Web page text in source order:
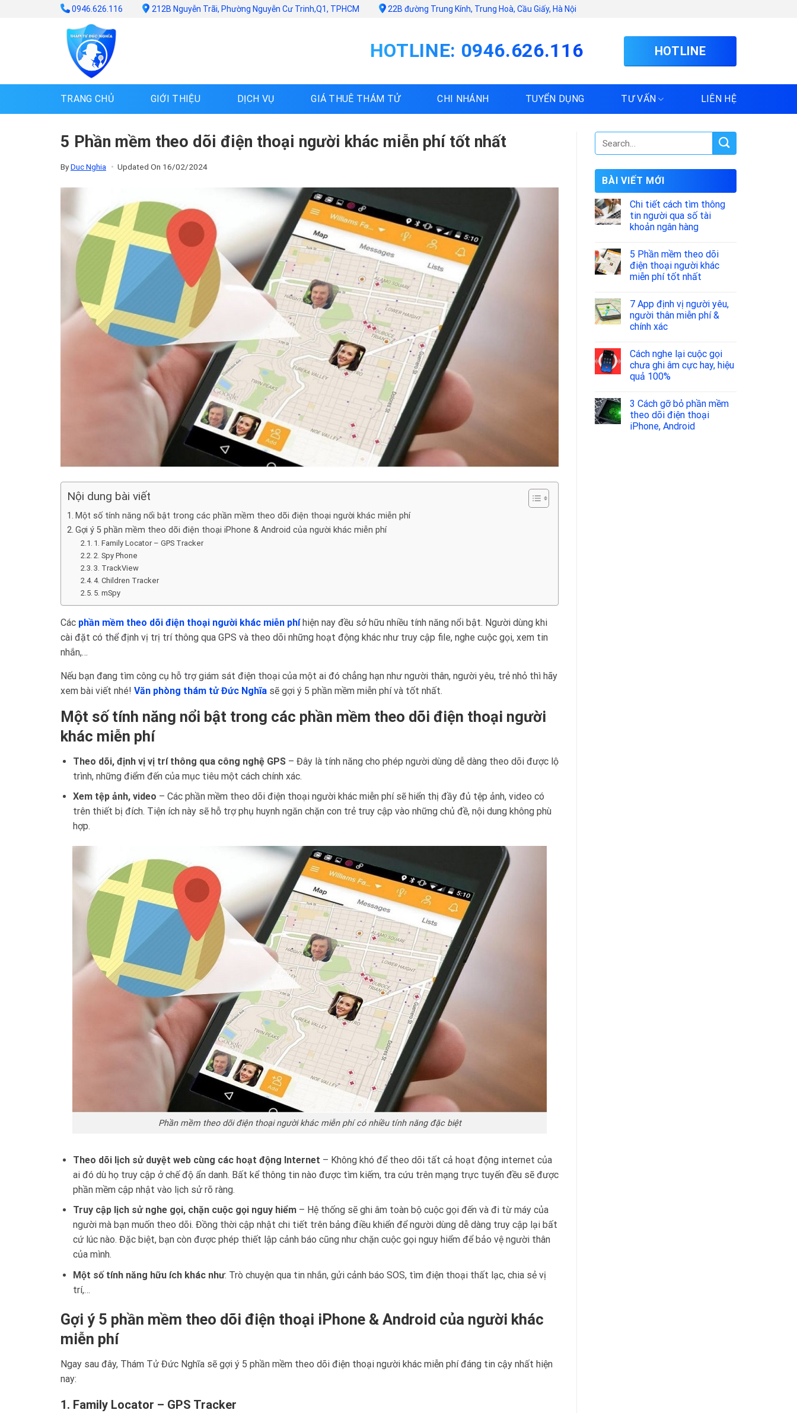
0946.626.116 212B Nguyễn Trãi, Phường Nguyễn Cư Trinh,Q1, TPHCM 22B đường Trung Kính, Trung Hoà, Cầu Giấy, Hà Nội
HOTLINE: 0946.626.116 HOTLINE
TRANG CHỦ GIỚI THIỆU DỊCH VỤ GIÁ THUÊ THÁM TỬ CHI NHÁNH TUYỂN DỤNG TƯ VẤN LIÊN HỆ
5 Phần mềm theo dõi điện thoại người khác miễn phí tốt nhất
ByDuc Nghia Updated On 16/02/2024
Nội dung bài viết
Một số tính năng nổi bật trong các phần mềm theo dõi điện thoại người khác miễn phí
Gợi ý 5 phần mềm theo dõi điện thoại iPhone & Android của người khác miễn phí
1. Family Locator – GPS Tracker
2. Spy Phone
3. TrackView
4. Children Tracker
5. mSpy
Các phần mềm theo dõi điện thoại người khác miễn phíhiện nay đều sở hữu nhiều tính năng nổi bật. Người dùng khi
cài đặt có thể định vị trị trí thông qua GPS và theo dõi những hoạt động khác như truy cập file, nghe cuộc gọi, xem tin
nhắn,…
Nếu bạn đang tìm công cụ hỗ trợ giám sát điện thoại của một ai đó chẳng hạn như người thân, người yêu, trẻ nhỏ thì hãy
xem bài viết nhé! Văn phòng thám tử Đức Nghĩa sẽ gợi ý 5 phần mềm miễn phí và tốt nhất.
Một số tính năng nổi bật trong các phần mềm theo dõi điện thoại người
khác miễn phí
Theo dõi, định vị vị trí thông qua công nghệ GPS– Đây là tính năng cho phép người dùng dễ dàng theo dõi được lộ
trình, những điểm đến của mục tiêu một cách chính xác.
Xem tệp ảnh, video – Các phần mềm theo dõi điện thoại người khác miễn phí sẽ hiển thị đầy đủ tệp ảnh, video có
trên thiết bị đích. Tiện ích này sẽ hỗ trợ phụ huynh ngăn chặn con trẻ truy cập vào những chủ đề, nội dung không phù
hợp.
Phần mềm theo dõi điện thoại người khác miễn phí có nhiều tính năng đặc biệt
Theo dõi lịch sử duyệt web cùng các hoạt động Internet – Không khó để theo dõi tất cả hoạt động internet của
ai đó dù họ truy cập ở chế độ ẩn danh. Bất kể thông tin nào được tìm kiếm, tra cứu trên mạng trực tuyến đều sẽ được
phần mềm cập nhật vào lịch sử rõ ràng.
Truy cập lịch sử nghe gọi, chặn cuộc gọi nguy hiểm– Hệ thống sẽ ghi âm toàn bộ cuộc gọi đến và đi từ máy của
người mà bạn muốn theo dõi. Đồng thời cập nhật chi tiết trên bảng điều khiển để người dùng dễ dàng truy cập lại bất
cứ lúc nào. Đặc biệt, bạn còn được phép thiết lập cảnh báo cũng như chặn cuộc gọi nguy hiểm để bảo vệ người thân
của mình.
Một số tính năng hữu ích khác như: Trò chuyện qua tin nhắn, gửi cảnh báo SOS, tìm điện thoại thất lạc, chia sẻ vị
trí,…
Gợi ý 5 phần mềm theo dõi điện thoại iPhone & Android của người khác
miễn phí
Ngay sau đây, Thám Tử Đức Nghĩa sẽ gợi ý 5 phần mềm theo dõi điện thoại người khác miễn phí đáng tin cậy nhất hiện
nay:
1. Family Locator – GPS Tracker
BÀI VIẾT MỚI
Chi tiết cách tìm thông
tin người qua số tài
khoản ngân hàng
5 Phần mềm theo dõi
điện thoại người khác
miễn phí tốt nhất
7 App định vị người yêu,
người thân miễn phí &
chính xác
Cách nghe lại cuộc gọi
chưa ghi âm cực hay, hiệu
quả 100%
3 Cách gỡ bỏ phần mềm
theo dõi điện thoại
iPhone, Android